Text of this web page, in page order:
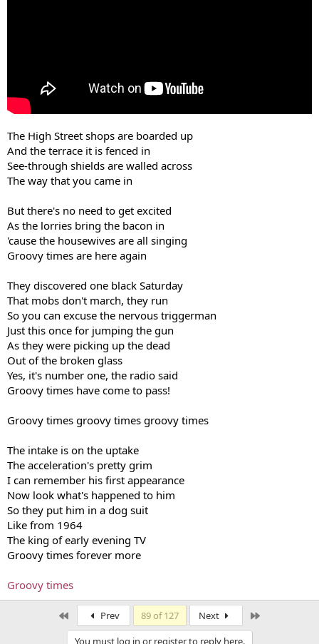
The High Street shops are boarded up
And the terrace it is fenced in
See-through shields are walled across
The way that you came in
But there's no need to get excited
As the lorries bring the bacon in
'cause the housewives are all singing
Groovy times are here again
They discovered one black Saturday
That mobs don't march, they run
So you can excuse the nervous triggerman
Just this once for jumping the gun
As they were picking up the dead
Out of the broken glass
Yes, it's number one, the radio said
Groovy times have come to pass!
Groovy times groovy times groovy times
The intake is on the uptake
The acceleration's pretty grim
I can remember his first appearance
Now look what's happened to him
So they put him in a dog suit
Like from 1964
The king of early evening TV
Groovy times forever more
Groovy times
Prev 89 of 127 Next
You must log in or register to reply here.